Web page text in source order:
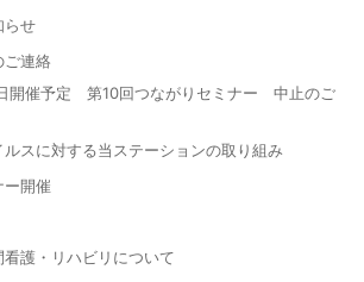
らせ
ご連絡
開催予定 第10回つながりセミナー 中止のご
ルスに対する当ステーションの取り組み
ー開催
護・リハビリについて